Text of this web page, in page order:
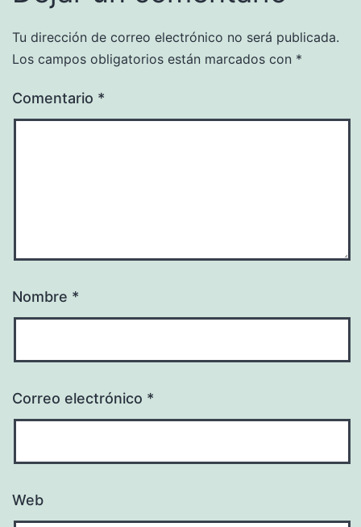
Tu dirección de correo electrónico no será publicada.
Los campos obligatorios están marcados con *
Comentario *
Nombre *
Correo electrónico *
Web